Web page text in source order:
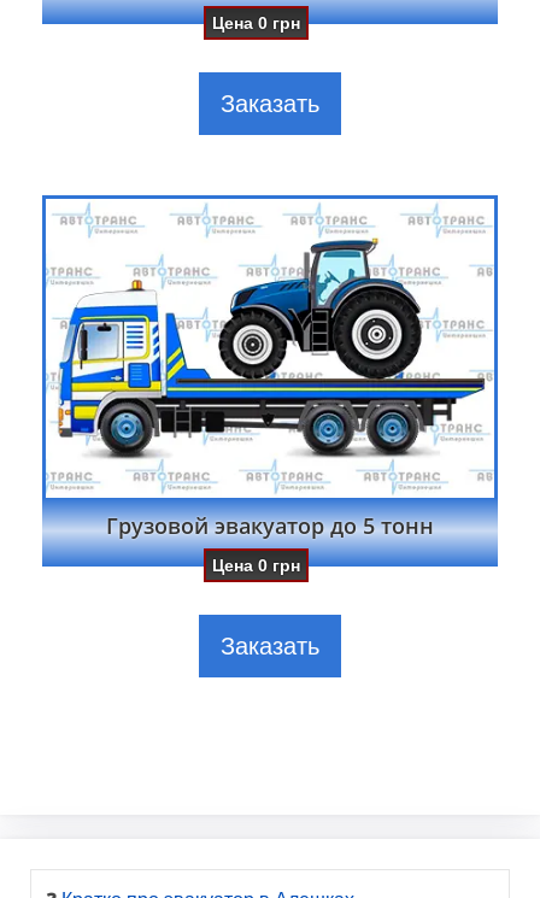
Цена0 грн
Заказать
Грузовой эвакуатор до 5 тонн
Цена0 грн
Заказать